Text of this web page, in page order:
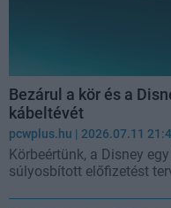
Bezárul a kör és a
kábeltévét
pcwplus.hu | 2026.07.11
Körbeértünk, a Disney
súlyosbított előfizetést